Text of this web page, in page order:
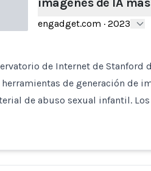
engadget.com · 2023
de Internet de Stanford
de generación de
de abuso sexual infantil.